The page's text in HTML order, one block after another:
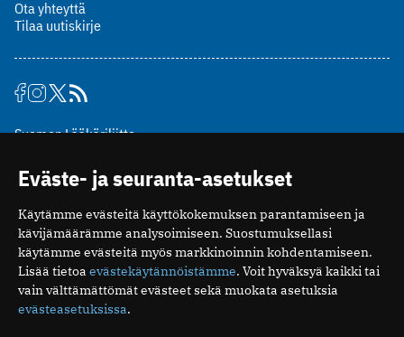
Ota yhteyttä
Tilaa uutiskirje
Suomen Lääkäriliitto
00510 Helsinki
puh. (09) 393 091
toimitus@potilaanlaakarilehti.fi
ISSN 2323-9476
Eväste- ja seuranta-asetukset
Käytämme evästeitä käyttökokemuksen parantamiseen ja
kävijämäärämme analysoimiseen. Suostumuksellasi
käytämme evästeitä myös markkinoinnin kohdentamiseen.
Lisää tietoa evästekäytännöistämme. Voit hyväksyä kaikki tai
vain välttämättömät evästeet sekä muokata asetuksia
evästeasetuksissa.